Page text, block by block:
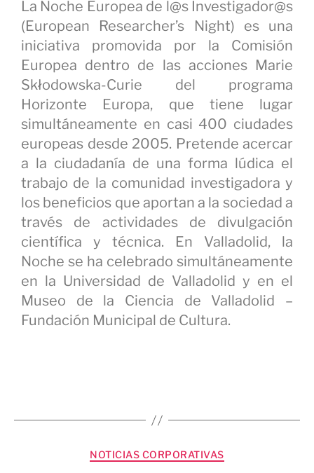
La Noche Europea de l@s Investigador@s
(European Researcher’s Night) es una
iniciativa promovida por la Comisión
Europea dentro de las acciones Marie
Skłodowska-Curie del programa
Horizonte Europa, que tiene lugar
simultáneamente en casi 400 ciudades
europeas desde 2005. Pretende acercar
a la ciudadanía de una forma lúdica el
trabajo de la comunidad investigadora y
los beneficios que aportan a la sociedad a
través de actividades de divulgación
científica y técnica. En Valladolid, la
Noche se ha celebrado simultáneamente
en la Universidad de Valladolid y en el
Museo de la Ciencia de Valladolid –
Fundación Municipal de Cultura.
NOTICIAS CORPORATIVAS